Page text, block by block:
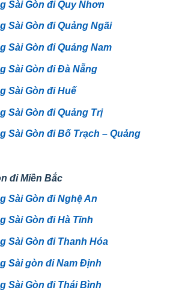
Sài Gòn đi Quy Nhơn
Sài Gòn đi Quảng Ngãi
Sài Gòn đi Quảng Nam
Sài Gòn đi Đà Nẵng
Sài Gòn đi Huế
Sài Gòn đi Quảng Trị
Sài Gòn đi Bố Trạch – Quảng
đi Miền Bắc
Sài Gòn đi Nghệ An
Sài Gòn đi Hà Tĩnh
Sài Gòn đi Thanh Hóa
Sài gòn đi Nam Định
Sài Gòn đi Thái Bình